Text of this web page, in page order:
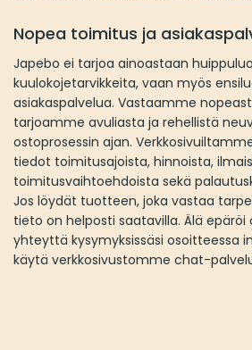
Nopea toimitus ja
Japebo ei tarjoa ainoastaan
kuulokojetarvikkeita, vaan myös
asiakaspalvelua. Vastaamme
tarjoamme avuliasta ja rehellistä
ostoprosessin ajan.
tiedot toimitusajoista, hinnoista,
toimitusvaihtoehdoista sekä
Jos löydät tuotteen, joka vastaa
tieto on helposti saatavilla. Älä
yhteyttä kysymyksissäsi osoitteessa
käytä verkkosivustomme chat-